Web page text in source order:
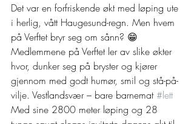
Det var en forfriskende økt med løping ute
i herlig, vått Haugesund-regn. Men hvem
på Verftet bryr seg om sånn? 😁
Medlemmene på Verftet ler av slike økter
hvor, dunker seg på bryster og kjører
gjennom med godt humør, smil og stå-på-
vilje. Vestlandsvær – bare barnemat #lett
Med sine 2800 meter løping og 28